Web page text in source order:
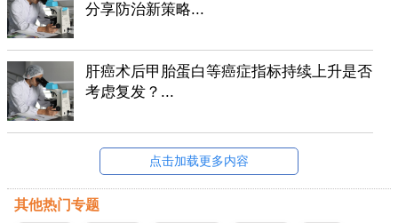
分享防治新策略...
肝癌术后甲胎蛋白等癌症指标持续上升是否
考虑复发？...
点击加载更多内容
其他热门专题